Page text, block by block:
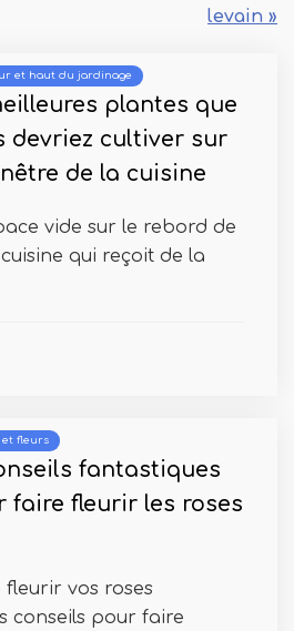
levain »
et haut du jardinage
plantes que
devriez cultiver sur
de la cuisine
vide sur le rebord de
qui reçoit de la
et fleurs
fantastiques
faire fleurir les roses
fleurir vos roses
conseils pour faire